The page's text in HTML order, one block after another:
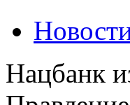
Нацбанк